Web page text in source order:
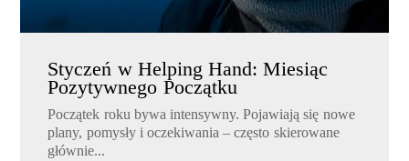
Styczeń w Helping Hand: Miesiąc
Pozytywnego Początku
Początek roku bywa intensywny. Pojawiają się nowe
plany, pomysły i oczekiwania – często skierowane
głównie...